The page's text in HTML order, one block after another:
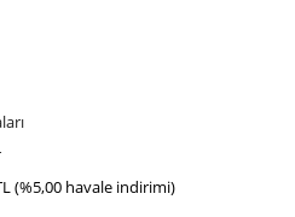
(%5,00 havale indirimi)